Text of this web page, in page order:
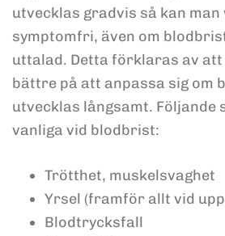
utvecklas gradvis så kan man
symptomfri, även om
uttalad. Detta förklaras av
bättre på att anpassa sig om
utvecklas långsamt. Följande
vanliga vid blodbrist:
Trötthet, muskelsvaghet
Yrsel (framför allt vid
Blodtrycksfall